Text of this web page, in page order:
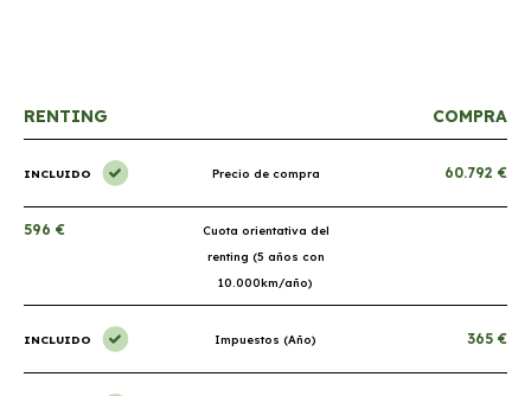
RENTING COMPRA
INCLUIDO Precio de compra 60.792 €
596 €
Cuota orientativa del
renting (5 años con
10.000km/año)
INCLUIDO Impuestos (Año) 365 €